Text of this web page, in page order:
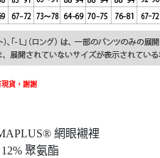
貨，謝謝
網眼襯裡
聚氨酯